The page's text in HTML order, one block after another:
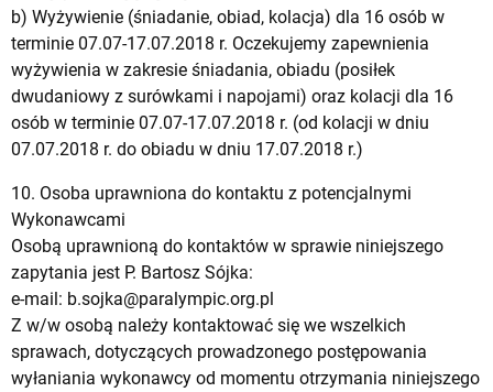
b) Wyżywienie (śniadanie, obiad, kolacja) dla 16 osób w
terminie 07.07-17.07.2018 r. Oczekujemy zapewnienia
wyżywienia w zakresie śniadania, obiadu (posiłek
dwudaniowy z surówkami i napojami) oraz kolacji dla 16
osób w terminie 07.07-17.07.2018 r. (od kolacji w dniu
07.07.2018 r. do obiadu w dniu 17.07.2018 r.)
10. Osoba uprawniona do kontaktu z potencjalnymi
Wykonawcami
Osobą uprawnioną do kontaktów w sprawie niniejszego
zapytania jest P. Bartosz Sójka:
e-mail: b.sojka@paralympic.org.pl
Z w/w osobą należy kontaktować się we wszelkich
sprawach, dotyczących prowadzonego postępowania
wyłaniania wykonawcy od momentu otrzymania niniejszego